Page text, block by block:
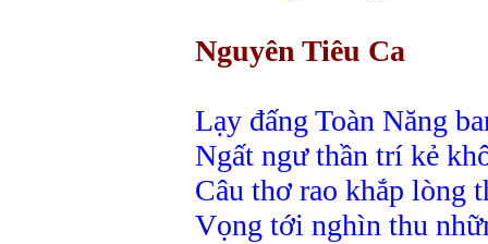
Nguyên Tiêu Ca
Lạy đấng Toàn Năng
Ngất ngư thần trí kẻ
Câu thơ rao khắp lòng
Vọng tới nghìn thu